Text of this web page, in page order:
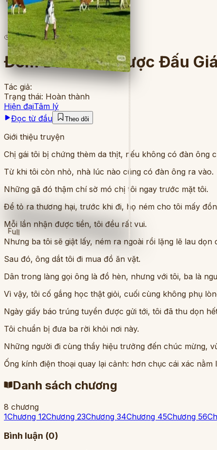
Full
16lượt đọc· 8chương
Đêm Đầu Tiên Được Đấu
Tác giả:
Trạng thái: Hoàn thành
Hiện đạiTâm lý
Đọc từ đầu
Theo dõi
Giới thiệu truyện
Chị gái tôi bị chứng thèm da thịt, nếu không có đàn ông
Từ khi tôi còn nhỏ, nhà lúc nào cũng có đàn ông ra vào.
Những gã đó thậm chí sờ mó chị tôi ngay trước mặt tôi.
Để tỏ ra thương hại, trước khi đi, họ ném cho tôi mấy
Mỗi lần nhận được tiền, tôi đều rất vui.
Nhưng ba tôi sẽ giật lấy, ném ra ngoài rồi lặng lẽ lau
Sau đó, ông dắt tôi đi mua đồ ăn vặt.
Dân trong làng gọi ông là đồ hèn, nhưng với tôi, ba là
Vì vậy, tôi cố gắng học thật giỏi, cuối cùng không phụ
Ngày giấy báo trúng tuyển được gửi tới, tôi đã thu dọn
Tôi chuẩn bị đưa ba rời khỏi nơi này.
Những người đi cùng thầy hiệu trưởng đến chúc mừng,
Ống kính điện thoại quay lại cảnh: hơn chục cái xác nằm
Danh sách chương
8 chương
1Chương 12Chương 23Chương 34Chương 45Chương 56
Bình luận (0)